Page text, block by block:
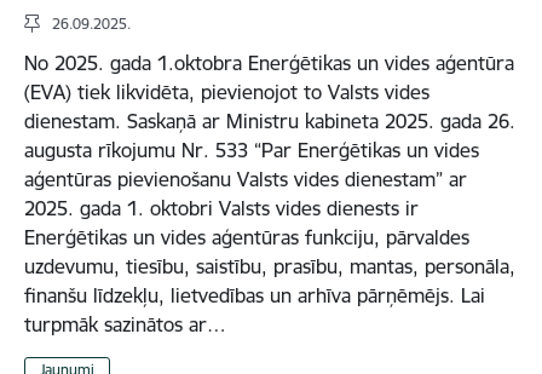
26.09.2025.
No 2025. gada 1.oktobra Enerģētikas un vides aģentūra
(EVA) tiek likvidēta, pievienojot to Valsts vides
dienestam. Saskaņā ar Ministru kabineta 2025. gada 26.
augusta rīkojumu Nr. 533 “Par Enerģētikas un vides
aģentūras pievienošanu Valsts vides dienestam” ar
2025. gada 1. oktobri Valsts vides dienests ir
Enerģētikas un vides aģentūras funkciju, pārvaldes
uzdevumu, tiesību, saistību, prasību, mantas, personāla,
finanšu līdzekļu, lietvedības un arhīva pārņēmējs. Lai
turpmāk sazinātos ar…
Jaunumi